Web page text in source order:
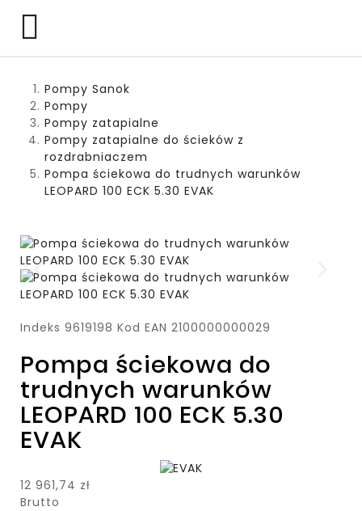

Pompy Sanok
Pompy
Pompy zatapialne
Pompy zatapialne do ścieków z
rozdrabniaczem
Pompa ściekowa do trudnych warunków
LEOPARD 100 ECK 5.30 EVAK
Indeks 9619198 Kod EAN 2100000000029
Pompa ściekowa do
trudnych warunków
LEOPARD 100 ECK 5.30
EVAK
12 961,74 zł
Brutto